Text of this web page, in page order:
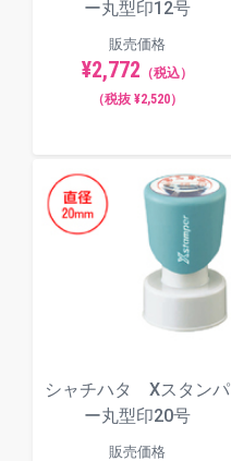
行書体
ー丸型印12号
販売価格
¥2,772 （税込）
（税抜 ¥2,520）
シャチハタ Xスタンパ
ー丸型印20号
販売価格